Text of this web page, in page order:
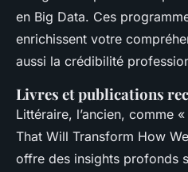
en Big Data. Ces
enrichissent votre
aussi la crédibilité
Livres et publications
Littéraire, l’ancien, comme
That Will Transform How
offre des insights profonds